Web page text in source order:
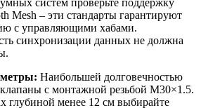
Mesh – эти стандарты гарантируют
с управляющими хабами.
синхронизации данных не должна
Наибольшей долговечностью
с монтажной резьбой M30×1.5.
глубиной менее 12 см выбирайте